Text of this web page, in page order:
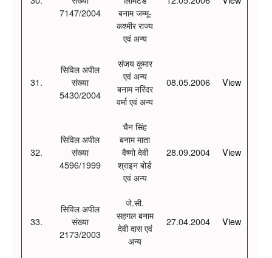
7147/2004
बनाम जम्मू-
कश्मीर राज्य
एवं अन्य
31.
सिविल अपील
संख्या
5430/2004
संजय कुमार
एवं अन्य
बनाम नरिंदर
वर्मा एवं अन्य
08.05.2006 View
32.
सिविल अपील
संख्या
4596/1999
चैन सिंह
बनाम माता
वैष्णो देवी
श्राइन बोर्ड
एवं अन्य
28.09.2004 View
33.
सिविल अपील
संख्या
2173/2003
जे.सी.
सहगल बनाम
देवी दास एवं
अन्य
27.04.2004 View